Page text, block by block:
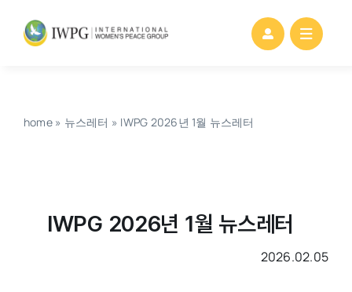
home» 뉴스레터 » IWPG 2026년 1월 뉴스레터
IWPG 2026년 1월 뉴스레터
2026.02.05